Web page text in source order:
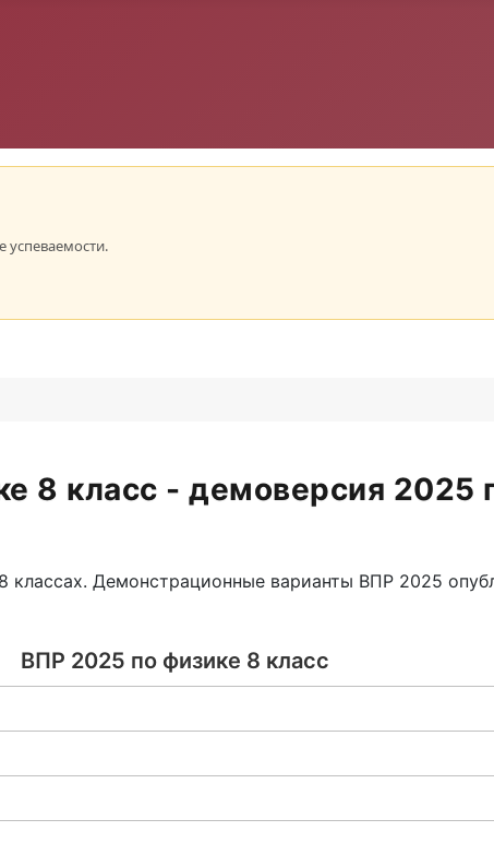
8 класс - демоверсия 2025
Демонстрационные варианты ВПР 2025
ВПР 2025 по физике 8 класс